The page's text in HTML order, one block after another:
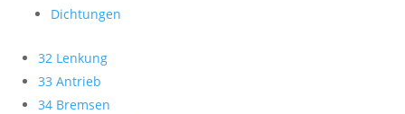
Dichtungen
32 Lenkung
33 Antrieb
34 Bremsen